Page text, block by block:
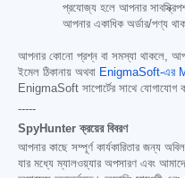
প্রযোজ্য হলে আপনার
আপনার একাধিক অর্ডার/পণ্য
আপনার কোনো প্রশ্ন বা সমস্যা থাকলে,
ইমেল ঠিকানায় অথবা EnigmaSoft-এর
EnigmaSoft সাপোর্টের সাথে যোগাযোগ
-----
SpyHunter ক্রয়ের বিবরণ
আপনার কাছে সম্পূর্ণ কার্যকারিতার জন্য
যার মধ্যে ম্যালওয়্যার অপসারণ এবং